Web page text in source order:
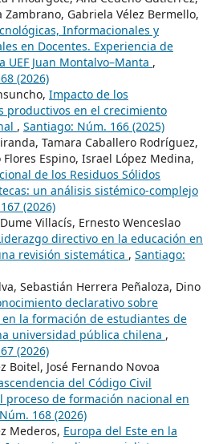
Zambrano, Gabriela Vélez Bermello,
Informacionales y
en Docentes. Experiencia de
UEF Juan Montalvo–Manta ,
(2026)
Impacto de los
productivos en el crecimiento
, Santiago: Núm. 166 (2025)
Tamara Caballero Rodríguez,
Espino, Israel López Medina,
de los Residuos Sólidos
un análisis sistémico-complejo
(2026)
Villacís, Ernesto Wenceslao
directivo en la educación en
revisión sistemática , Santiago:
Sebastián Herrera Peñaloza, Dino
declarativo sobre
la formación de estudiantes de
universidad pública chilena ,
(2026)
Boitel, José Fernando Novoa
del Código Civil
proceso de formación nacional en
168 (2026)
Mederos, Europa del Este en la